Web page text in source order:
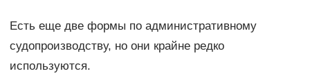
Есть еще две формы по административному
судопроизводству, но они крайне редко
используются.